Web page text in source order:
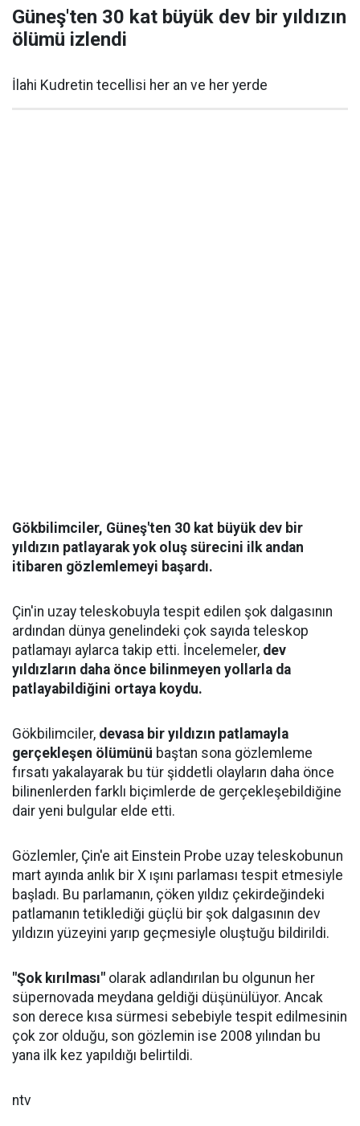
Güneş'ten 30 kat büyük dev bir yıldızın
ölümü izlendi
İlahi Kudretin tecellisi her an ve her yerde
Gökbilimciler, Güneş'ten 30 kat büyük dev bir
yıldızın patlayarak yok oluş sürecini ilk andan
itibaren gözlemlemeyi başardı.
Çin'in uzay teleskobuyla tespit edilen şok dalgasının
ardından dünya genelindeki çok sayıda teleskop
patlamayı aylarca takip etti. İncelemeler, dev
yıldızların daha önce bilinmeyen yollarla da
patlayabildiğini ortaya koydu.
Gökbilimciler, devasa bir yıldızın patlamayla
gerçekleşen ölümünü baştan sona gözlemleme
fırsatı yakalayarak bu tür şiddetli olayların daha önce
bilinenlerden farklı biçimlerde de gerçekleşebildiğine
dair yeni bulgular elde etti.
Gözlemler, Çin'e ait Einstein Probe uzay teleskobunun
mart ayında anlık bir X ışını parlaması tespit etmesiyle
başladı. Bu parlamanın, çöken yıldız çekirdeğindeki
patlamanın tetiklediği güçlü bir şok dalgasının dev
yıldızın yüzeyini yarıp geçmesiyle oluştuğu bildirildi.
"Şok kırılması" olarak adlandırılan bu olgunun her
süpernovada meydana geldiği düşünülüyor. Ancak
son derece kısa sürmesi sebebiyle tespit edilmesinin
çok zor olduğu, son gözlemin ise 2008 yılından bu
yana ilk kez yapıldığı belirtildi.
ntv